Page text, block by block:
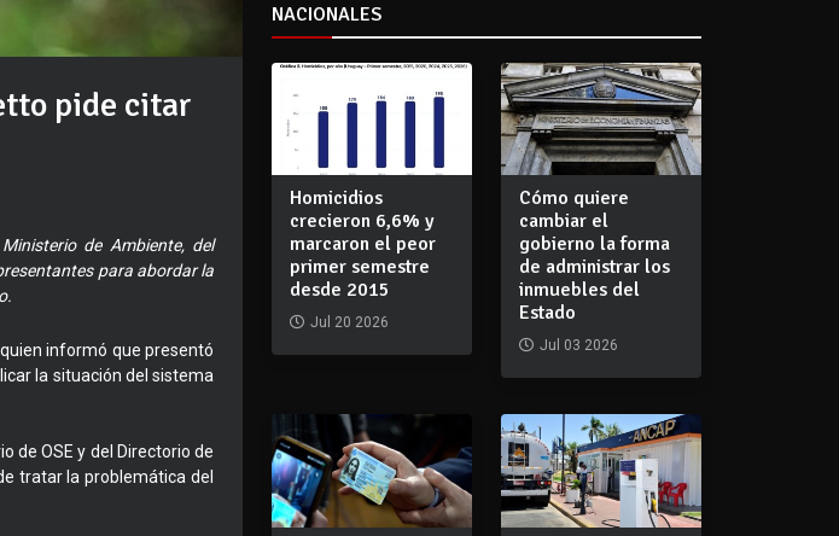
pide citar
de Ambiente, del
para abordar la
informó que presentó
la situación del sistema
de OSE y del Directorio de
tratar la problemática del
NACIONALES
Homicidios
crecieron 6,6% y
marcaron el peor
primer semestre
desde 2015
Jul 20 2026
Cómo quiere
cambiar el
gobierno la forma
de administrar los
inmuebles del
Estado
Jul 03 2026